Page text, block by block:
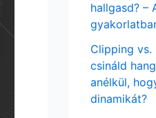
hallgasd? –
Clipping vs.
csináld
anélkül,
dinamikát?